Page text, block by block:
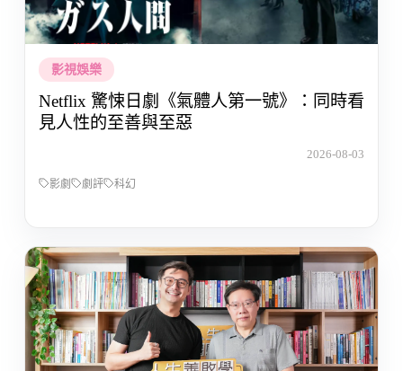
影視娛樂
Netflix 驚悚日劇《氣體人第一號》：同時看
見人性的至善與至惡
2026-08-03
影劇 劇評 科幻